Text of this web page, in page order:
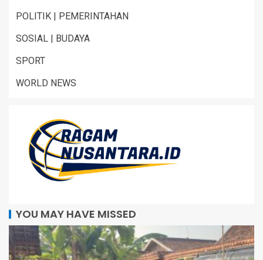
POLITIK | PEMERINTAHAN
SOSIAL | BUDAYA
SPORT
WORLD NEWS
YOU MAY HAVE MISSED